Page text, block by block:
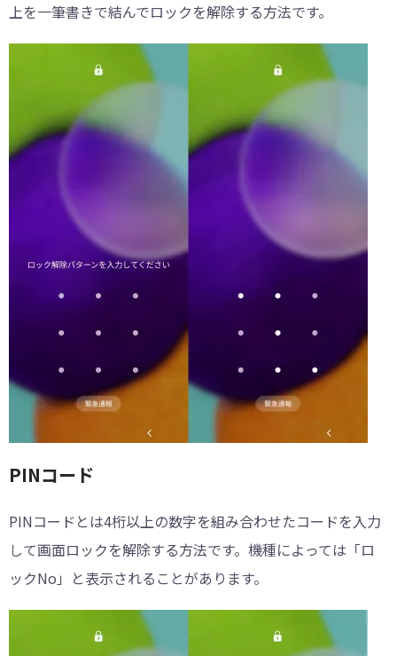
上を一筆書きで結んでロックを解除する方法です。
PINコード
PINコードとは4桁以上の数字を組み合わせたコードを入力
して画面ロックを解除する方法です。機種によっては「ロ
ックNo」と表示されることがあります。